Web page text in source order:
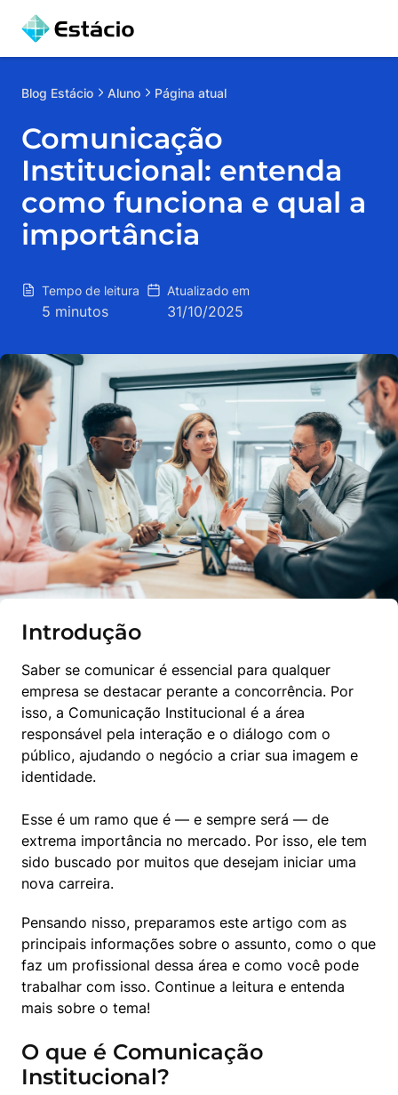
Blog Estácio Aluno Página atual
Comunicação
Institucional: entenda
como funciona e qual a
importância
Tempo de leitura
5 minutos
Atualizado em
31/10/2025
Introdução
Saber se comunicar é essencial para qualquer
empresa se destacar perante a concorrência. Por
isso, a Comunicação Institucional é a área
responsável pela interação e o diálogo com o
público, ajudando o negócio a criar sua imagem e
identidade.
Esse é um ramo que é — e sempre será — de
extrema importância no mercado. Por isso, ele tem
sido buscado por muitos que desejam iniciar uma
nova carreira.
Pensando nisso, preparamos este artigo com as
principais informações sobre o assunto, como o que
faz um profissional dessa área e como você pode
trabalhar com isso. Continue a leitura e entenda
mais sobre o tema!
O que é Comunicação
Institucional?